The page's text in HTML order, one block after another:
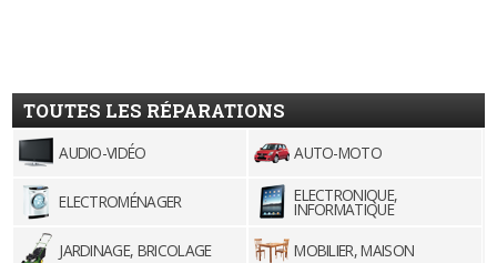
TOUTES LES RÉPARATIONS
AUDIO-VIDÉO AUTO-MOTO
ELECTROMÉNAGER ELECTRONIQUE,
INFORMATIQUE
JARDINAGE, BRICOLAGE
MOBILIER, MAISON